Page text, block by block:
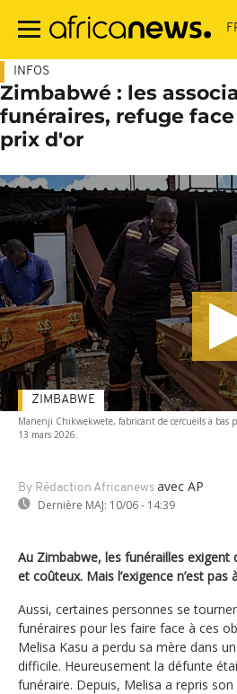
contenu
INFOS
Zimbabwé : les
funéraires, refuge
prix d'or
Manenji Chikwekwete, fabricant de cercueils à bas
13 mars 2026.
By Rédaction Africanews avec AP
Dernière MAJ: 10/06 - 14:39
ZIMBABWE
Au Zimbabwe, les funérailles exigent
et coûteux. Mais l’exigence n’est
Aussi, certaines personnes se
funéraires pour les faire face à ces
Melisa Kasu a perdu sa mère dans
difficile. Heureusement la défunte
funéraire. Depuis, Melisa a repris son